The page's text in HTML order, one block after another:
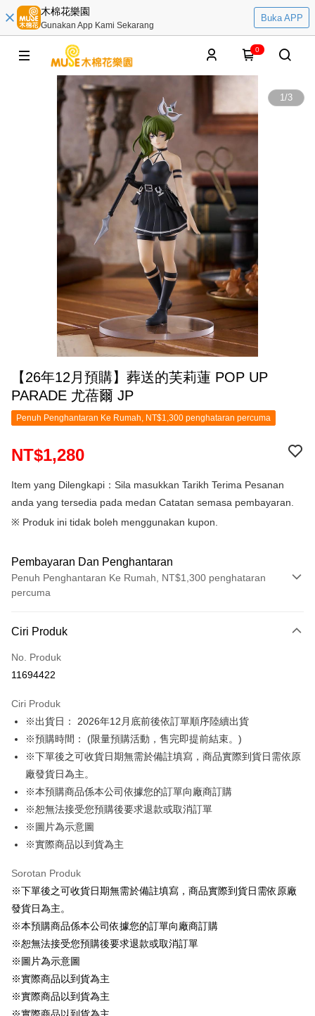
木棉花樂園
Gunakan App Kami Sekarang
Buka APP
0
1/3
【26年12月預購】葬送的芙莉蓮 POP UP
PARADE 尤蓓爾 JP
Penuh Penghantaran Ke Rumah, NT$1,300 penghataran percuma
NT$1,280
Item yang Dilengkapi：Sila masukkan Tarikh Terima Pesanan
anda yang tersedia pada medan Catatan semasa pembayaran.
※ Produk ini tidak boleh menggunakan kupon.
Pembayaran Dan Penghantaran
Penuh Penghantaran Ke Rumah, NT$1,300 penghataran
percuma
Kad Kredit (Bayaran Penuh)
LINE Pay
Easy Wallet
Google Pay
Pemindahan ATM
Pilihan Penghantaran
預購訂單-宅配專用(🔺不同預購月份建議分開結帳，避免整筆訂單等
超久)
NT$1,300 atau lebih
預購訂單-離島宅配專用-(澎湖/金門/馬祖)(🔺不同預購月份建議分開
結帳，避免整筆訂單等超久)
NT$220/pesanan
Ciri Produk
No. Produk
11694422
Ciri Produk
※出貨日： 2026年12月底前後依訂單順序陸續出貨
※預購時間： (限量預購活動，售完即提前結束。)
※下單後之可收貨日期無需於備註填寫，商品實際到貨日需依原
廠發貨日為主。
※本預購商品係本公司依據您的訂單向廠商訂購
※恕無法接受您預購後要求退款或取消訂單
※圖片為示意圖
※實際商品以到貨為主
Sorotan Produk
※下單後之可收貨日期無需於備註填寫，商品實際到貨日需依原廠
發貨日為主。
※本預購商品係本公司依據您的訂單向廠商訂購
※恕無法接受您預購後要求退款或取消訂單
※圖片為示意圖
※實際商品以到貨為主
※實際商品以到貨為主